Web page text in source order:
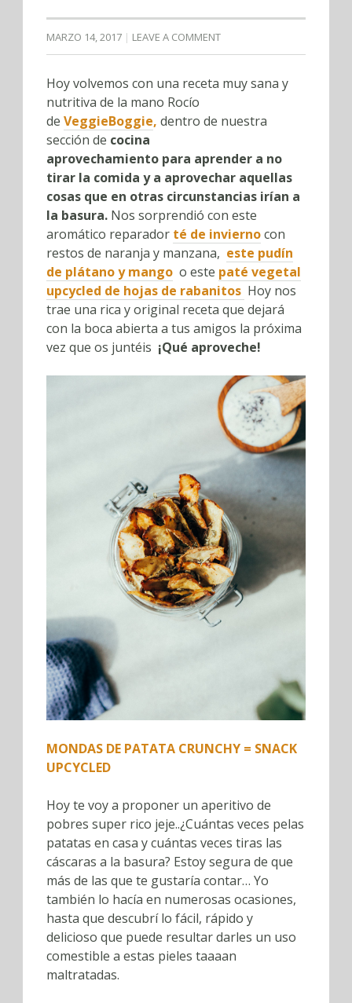
MARZO 14, 2017 LEAVE A COMMENT
Hoy volvemos con una receta muy sana y
nutritiva de la mano Rocío
de VeggieBoggie, dentro de nuestra
sección de cocina
aprovechamiento para aprender a no
tirar la comida y a aprovechar aquellas
cosas que en otras circunstancias irían a
la basura. Nos sorprendió con este
aromático reparador té de inviernocon
restos de naranja y manzana, este pudín
de plátano y mango o este paté vegetal
upcycled de hojas de rabanitos Hoy nos
trae una rica y original receta que dejará
con la boca abierta a tus amigos la próxima
vez que os juntéis ¡Qué aproveche!
MONDAS DE PATATA CRUNCHY = SNACK
UPCYCLED
Hoy te voy a proponer un aperitivo de
pobres super rico jeje..¿Cuántas veces pelas
patatas en casa y cuántas veces tiras las
cáscaras a la basura? Estoy segura de que
más de las que te gustaría contar… Yo
también lo hacía en numerosas ocasiones,
hasta que descubrí lo fácil, rápido y
delicioso que puede resultar darles un uso
comestible a estas pieles taaaan
maltratadas.